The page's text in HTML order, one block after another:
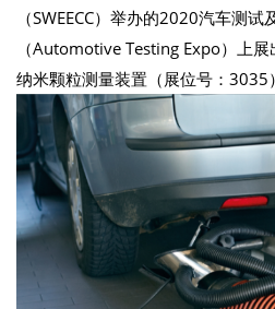
（SWEECC）举办的2020汽车测
（Automotive Testing Expo）上
纳米颗粒测量装置（展位号：3035